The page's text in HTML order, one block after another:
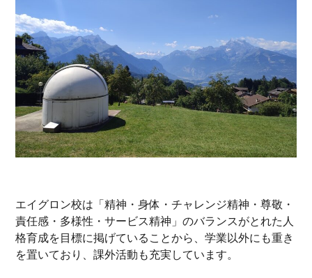
エイグロン校は「精神・身体・チャレンジ精神・尊敬・
責任感・多様性・サービス精神」のバランスがとれた人
格育成を目標に掲げていることから、学業以外にも重き
を置いており、課外活動も充実しています。